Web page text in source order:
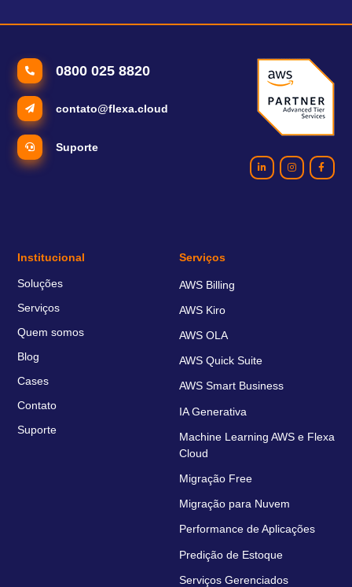
0800 025 8820
contato@flexa.cloud
Suporte
Institucional
Soluções
Serviços
Quem somos
Blog
Cases
Contato
Suporte
Serviços
AWS Billing
AWS Kiro
AWS OLA
AWS Quick Suite
AWS Smart Business
IA Generativa
Machine Learning AWS e Flexa
Cloud
Migração Free
Migração para Nuvem
Performance de Aplicações
Predição de Estoque
Serviços Gerenciados